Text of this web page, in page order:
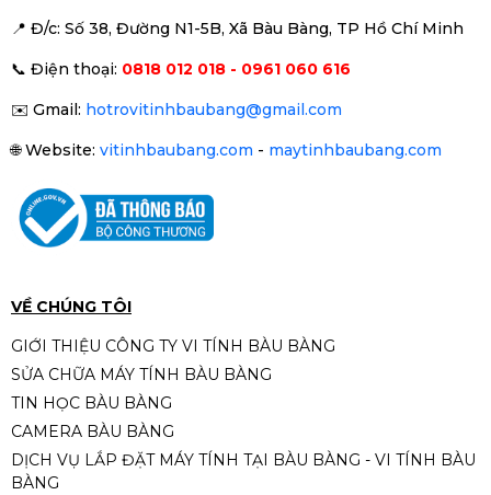
3020 SFF Core i5 4570 | Ram
PC Dell OptiPlex 7020 SFF/ Intel
Core i3-14100/ 16Gb DDR5/
📍 Đ/c: Số 38, Đường N1-5B, Xã Bàu Bàng, TP Hồ Chí Minh
📞 Điện thoại: 0818 012 018 - 0961 060 616
✉️ Gmail: hotrovitinhbaubang@gmail.com
🌐Website: vitinhbaubang.com - maytinhbaubang.com
VỀ CHÚNG TÔI
GIỚI THIỆU CÔNG TY VI TÍNH BÀU BÀNG
SỬA CHỮA MÁY TÍNH BÀU BÀNG
TIN HỌC BÀU BÀNG
CAMERA BÀU BÀNG
DỊCH VỤ LẮP ĐẶT MÁY TÍNH TẠI BÀU BÀNG - VI TÍNH BÀU
BÀNG